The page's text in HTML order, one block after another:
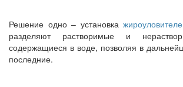
Решение одно – установка
разделяют растворимые и
содержащиеся в воде, позволяя в
последние.